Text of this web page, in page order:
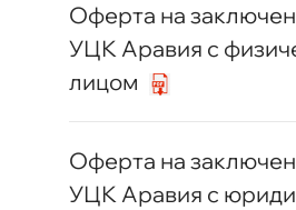
Оферта на
УЦК Аравия с
лицом
Оферта на
УЦК Аравия с